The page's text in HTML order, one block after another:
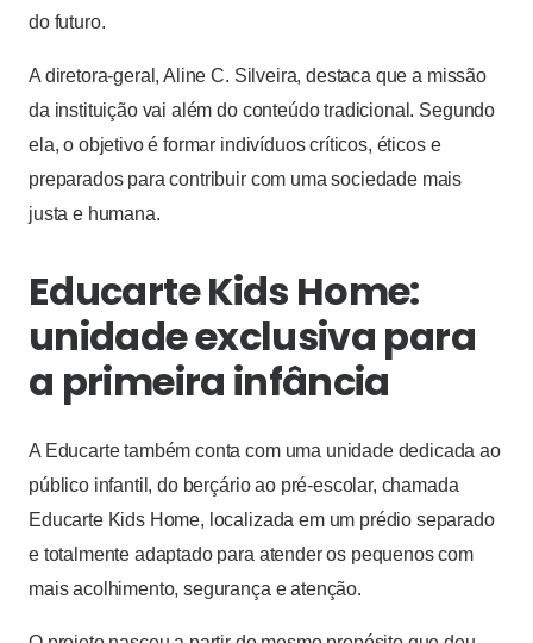
do futuro.
A diretora-geral, Aline C. Silveira, destaca que a missão
da instituição vai além do conteúdo tradicional. Segundo
ela, o objetivo é formar indivíduos críticos, éticos e
preparados para contribuir com uma sociedade mais
justa e humana.
Educarte Kids Home:
unidade exclusiva para
a primeira infância
A Educarte também conta com uma unidade dedicada ao
público infantil, do berçário ao pré-escolar, chamada
Educarte Kids Home, localizada em um prédio separado
e totalmente adaptado para atender os pequenos com
mais acolhimento, segurança e atenção.